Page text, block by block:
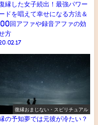
縁した女子続出！最強パワー
ドを唱えて幸せになる方法＆
回アファや録音アファの効
方
復縁おまじない・スピリチュアル
の予知夢では元彼が冷たい？